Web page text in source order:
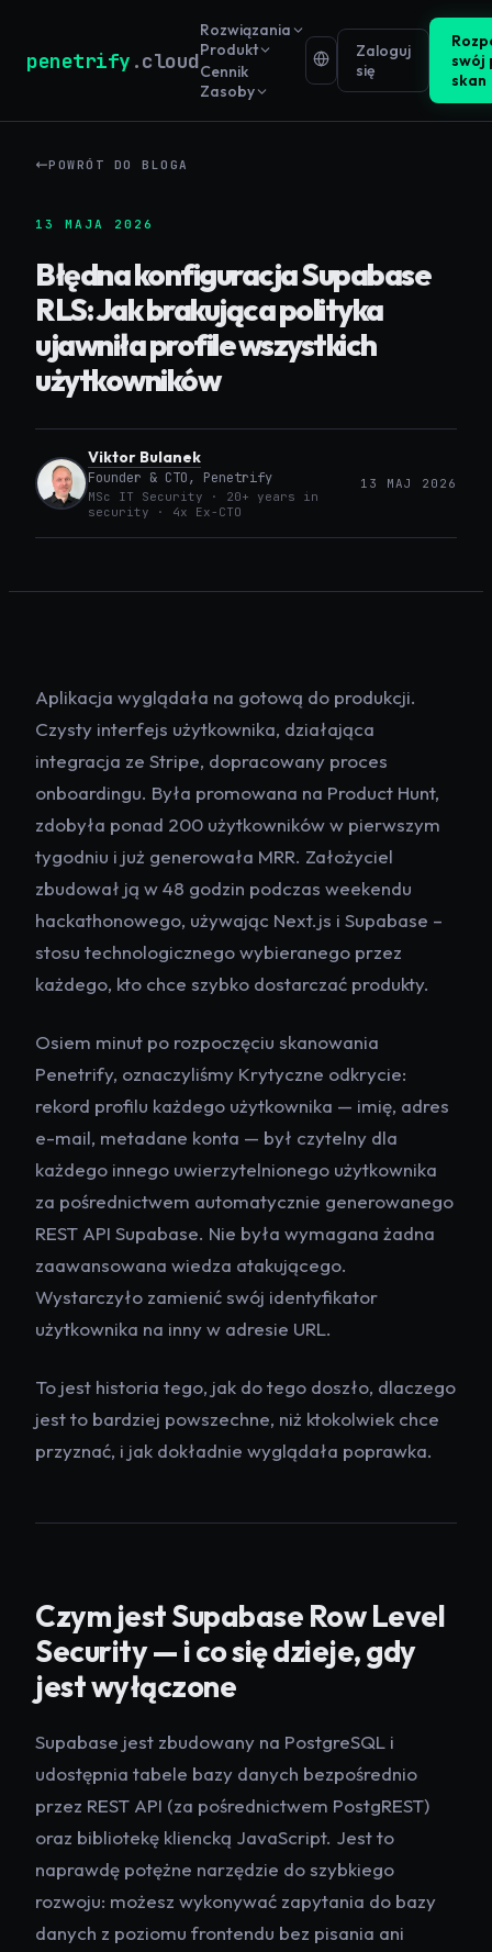
penetrify .cloud
Rozwiązania
Produkt
Cennik
Zasoby
Zaloguj
się
swój
POWRÓT DO BLOGA
13 MAJA 2026
Błędna konfiguracja Supabase
RLS: Jak brakująca polityka
ujawniła profile wszystkich
użytkowników
Viktor Bulanek
Founder & CTO, Penetrify
MSc IT Security · 20+ years in
security · 4x Ex-CTO
13 MAJ 2026
Aplikacja wyglądała na gotową do produkcji.
Czysty interfejs użytkownika, działająca
integracja ze Stripe, dopracowany proces
onboardingu. Była promowana na Product Hunt,
zdobyła ponad 200 użytkowników w pierwszym
tygodniu i już generowała MRR. Założyciel
zbudował ją w 48 godzin podczas weekendu
hackathonowego, używając Next.js i Supabase –
stosu technologicznego wybieranego przez
każdego, kto chce szybko dostarczać produkty.
Osiem minut po rozpoczęciu skanowania
Penetrify, oznaczyliśmy Krytyczne odkrycie:
rekord profilu każdego użytkownika — imię, adres
e-mail, metadane konta — był czytelny dla
każdego innego uwierzytelnionego użytkownika
za pośrednictwem automatycznie generowanego
REST API Supabase. Nie była wymagana żadna
zaawansowana wiedza atakującego.
Wystarczyło zamienić swój identyfikator
użytkownika na inny w adresie URL.
To jest historia tego, jak do tego doszło, dlaczego
jest to bardziej powszechne, niż ktokolwiek chce
przyznać, i jak dokładnie wyglądała poprawka.
Czym jest Supabase Row Level
Security — i co się dzieje, gdy
jest wyłączone
Supabase jest zbudowany na PostgreSQL i
udostępnia tabele bazy danych bezpośrednio
przez REST API (za pośrednictwem PostgREST)
oraz bibliotekę kliencką JavaScript. Jest to
naprawdę potężne narzędzie do szybkiego
rozwoju: możesz wykonywać zapytania do bazy
danych z poziomu frontendu bez pisania ani